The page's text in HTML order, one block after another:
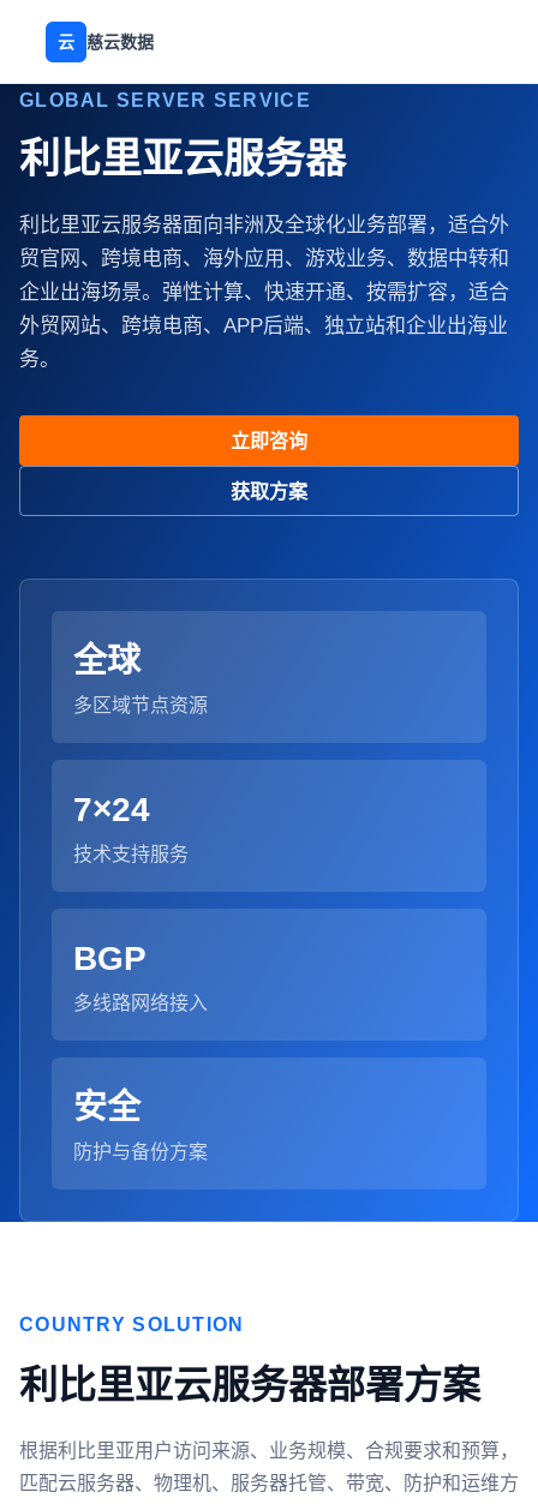
云 慈云数据
GLOBAL SERVER SERVICE
利比里亚云服务器
利比里亚云服务器面向非洲及全球化业务部署，适合外
贸官网、跨境电商、海外应用、游戏业务、数据中转和
企业出海场景。弹性计算、快速开通、按需扩容，适合
外贸网站、跨境电商、APP后端、独立站和企业出海业
务。
立即咨询
获取方案
全球
多区域节点资源
7×24
技术支持服务
BGP
多线路网络接入
安全
防护与备份方案
COUNTRY SOLUTION
利比里亚云服务器部署方案
根据利比里亚用户访问来源、业务规模、合规要求和预算，
匹配云服务器、物理机、服务器托管、带宽、防护和运维方